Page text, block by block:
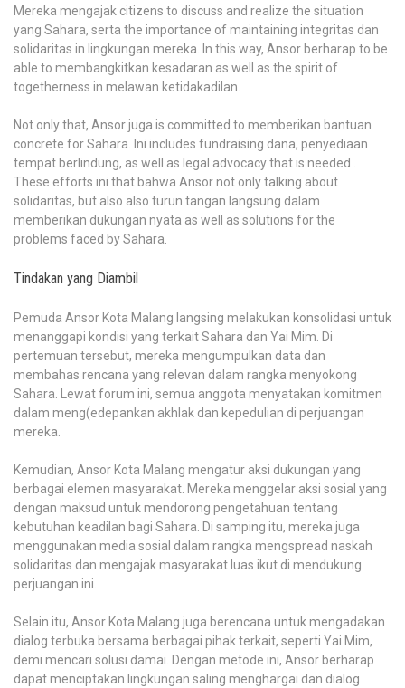
Mereka mengajak citizens to discuss and realize the situation
yang Sahara, serta the importance of maintaining integritas dan
solidaritas in lingkungan mereka. In this way, Ansor berharap to be
able to membangkitkan kesadaran as well as the spirit of
togetherness in melawan ketidakadilan.
Not only that, Ansor juga is committed to memberikan bantuan
concrete for Sahara. Ini includes fundraising dana, penyediaan
tempat berlindung, as well as legal advocacy that is needed .
These efforts ini that bahwa Ansor not only talking about
solidaritas, but also also turun tangan langsung dalam
memberikan dukungan nyata as well as solutions for the
problems faced by Sahara.
Tindakan yang Diambil
Pemuda Ansor Kota Malang langsing melakukan konsolidasi untuk
menanggapi kondisi yang terkait Sahara dan Yai Mim. Di
pertemuan tersebut, mereka mengumpulkan data dan
membahas rencana yang relevan dalam rangka menyokong
Sahara. Lewat forum ini, semua anggota menyatakan komitmen
dalam meng(edepankan akhlak dan kepedulian di perjuangan
mereka.
Kemudian, Ansor Kota Malang mengatur aksi dukungan yang
berbagai elemen masyarakat. Mereka menggelar aksi sosial yang
dengan maksud untuk mendorong pengetahuan tentang
kebutuhan keadilan bagi Sahara. Di samping itu, mereka juga
menggunakan media sosial dalam rangka mengspread naskah
solidaritas dan mengajak masyarakat luas ikut di mendukung
perjuangan ini.
Selain itu, Ansor Kota Malang juga berencana untuk mengadakan
dialog terbuka bersama berbagai pihak terkait, seperti Yai Mim,
demi mencari solusi damai. Dengan metode ini, Ansor berharap
dapat menciptakan lingkungan saling menghargai dan dialog